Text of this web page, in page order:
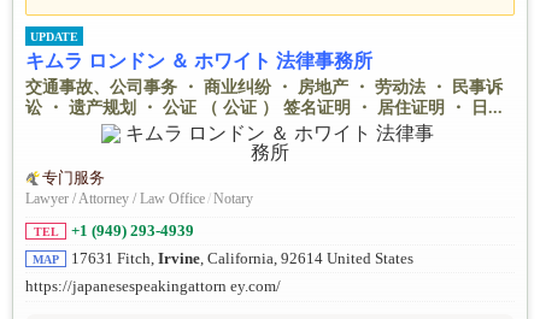
UPDATE
キムラ ロンドン ＆ ホワイト 法律事務所
交通事故、公司事务 ・ 商业纠纷 ・ 房地产 ・ 劳动法 ・ 民事诉
讼 ・ 遗产规划 ・ 公证 （ 公证 ） 签名证明 ・ 居住证明 ・ 日...
专门服务
Lawyer / Attorney / Law Office/Notary
TEL +1 (949) 293-4939
MAP 17631 Fitch, Irvine, California, 92614 United States
https://japanesespeakingattorn ey.com/